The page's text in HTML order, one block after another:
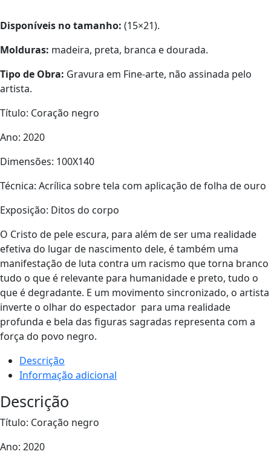
Disponíveis no tamanho: (15×21).
Molduras: madeira, preta, branca e dourada.
Tipo de Obra: Gravura em Fine-arte, não assinada pelo
artista.
Título: Coração negro
Ano: 2020
Dimensões: 100X140
Técnica: Acrílica sobre tela com aplicação de folha de ouro
Exposição: Ditos do corpo
O Cristo de pele escura, para além de ser uma realidade
efetiva do lugar de nascimento dele, é também uma
manifestação de luta contra um racismo que torna branco
tudo o que é relevante para humanidade e preto, tudo o
que é degradante. E um movimento sincronizado, o artista
inverte o olhar do espectador para uma realidade
profunda e bela das figuras sagradas representa com a
força do povo negro.
Descrição
Informação adicional
Descrição
Título: Coração negro
Ano: 2020